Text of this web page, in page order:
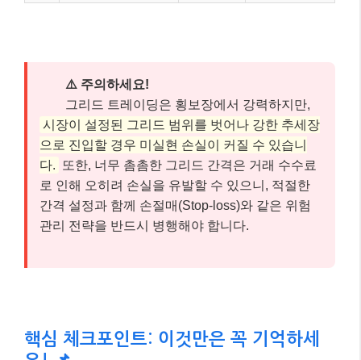
그리드 트레이딩은 횡보장에서 강력하지만,
시장이 설정된 그리드 범위를 벗어나 강한 추세장